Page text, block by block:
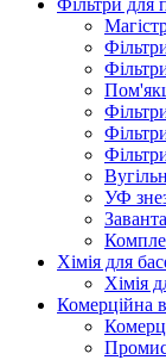
Фільтри для
УФ
Хімія для
Хімія
Комерційна